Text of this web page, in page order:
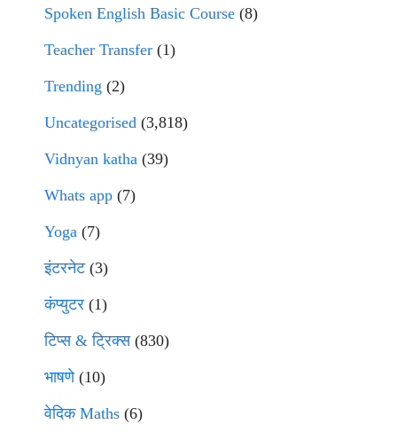
Spoken English Basic Course (8)
Teacher Transfer (1)
Trending (2)
Uncategorised (3,818)
Vidnyan katha (39)
Whats app (7)
Yoga (7)
इंटरनेट(3)
कंप्युटर (1)
टिप्स & ट्रिक्स(830)
भाषणे(10)
वेदिक Maths (6)